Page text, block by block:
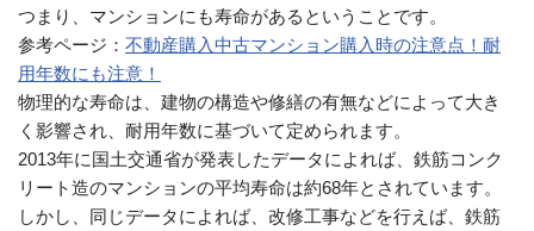
つまり、マンションにも寿命があるということです。
参考ページ： 不動産購入中古マンション購入時の注意点！耐
用年数にも注意！
物理的な寿命は、建物の構造や修繕の有無などによって大き
く影響され、耐用年数に基づいて定められます。
2013年に国土交通省が発表したデータによれば、鉄筋コンク
リート造のマンションの平均寿命は約68年とされています。
しかし、同じデータによれば、改修工事などを行えば、鉄筋